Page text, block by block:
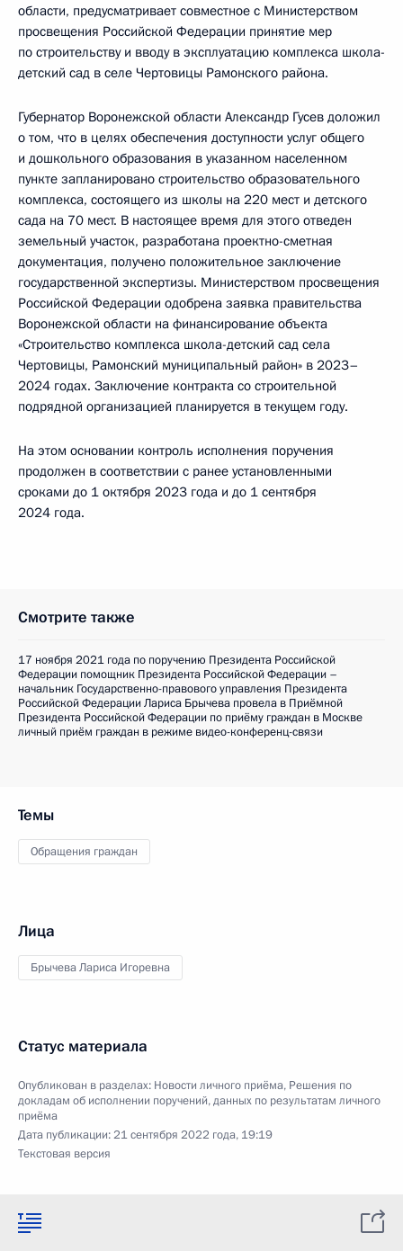
области, предусматривает совместное с Министерством
просвещения Российской Федерации принятие мер
по строительству и вводу в эксплуатацию комплекса школа-
детский сад в селе Чертовицы Рамонского района.
Губернатор Воронежской области Александр Гусев доложил
о том, что в целях обеспечения доступности услуг общего
и дошкольного образования в указанном населенном
пункте запланировано строительство образовательного
комплекса, состоящего из школы на 220 мест и детского
сада на 70 мест. В настоящее время для этого отведен
земельный участок, разработана проектно-сметная
документация, получено положительное заключение
государственной экспертизы. Министерством просвещения
Российской Федерации одобрена заявка правительства
Воронежской области на финансирование объекта
«Строительство комплекса школа-детский сад села
Чертовицы, Рамонский муниципальный район» в 2023–
2024 годах. Заключение контракта со строительной
подрядной организацией планируется в текущем году.
На этом основании контроль исполнения поручения
продолжен в соответствии с ранее установленными
сроками до 1 октября 2023 года и до 1 сентября
2024 года.
Смотрите также
17 ноября 2021 года по поручению Президента Российской
Федерации помощник Президента Российской Федерации –
начальник Государственно-правового управления Президента
Российской Федерации Лариса Брычева провела в Приёмной
Президента Российской Федерации по приёму граждан в Москве
личный приём граждан в режиме видео-конференц-связи
Темы
Обращения граждан
Лица
Брычева Лариса Игоревна
Статус материала
Опубликован в разделах: Новости личного приёма, Решения по
докладам об исполнении поручений, данных по результатам личного
приёма
Дата публикации:21 сентября 2022 года, 19:19
Текстовая версия